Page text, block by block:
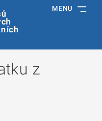
MENU
z